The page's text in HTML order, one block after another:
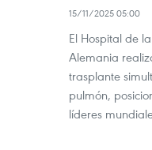
15/11/2025 05:00
El Hospital de
Alemania
trasplante
pulmón,
líderes